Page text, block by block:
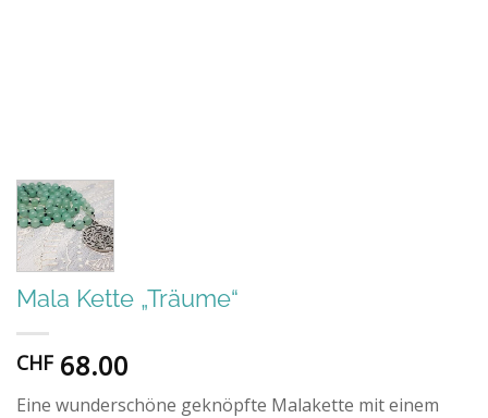
Mala Kette „Träume“
CHF 68.00
Eine wunderschöne geknöpfte Malakette mit einem